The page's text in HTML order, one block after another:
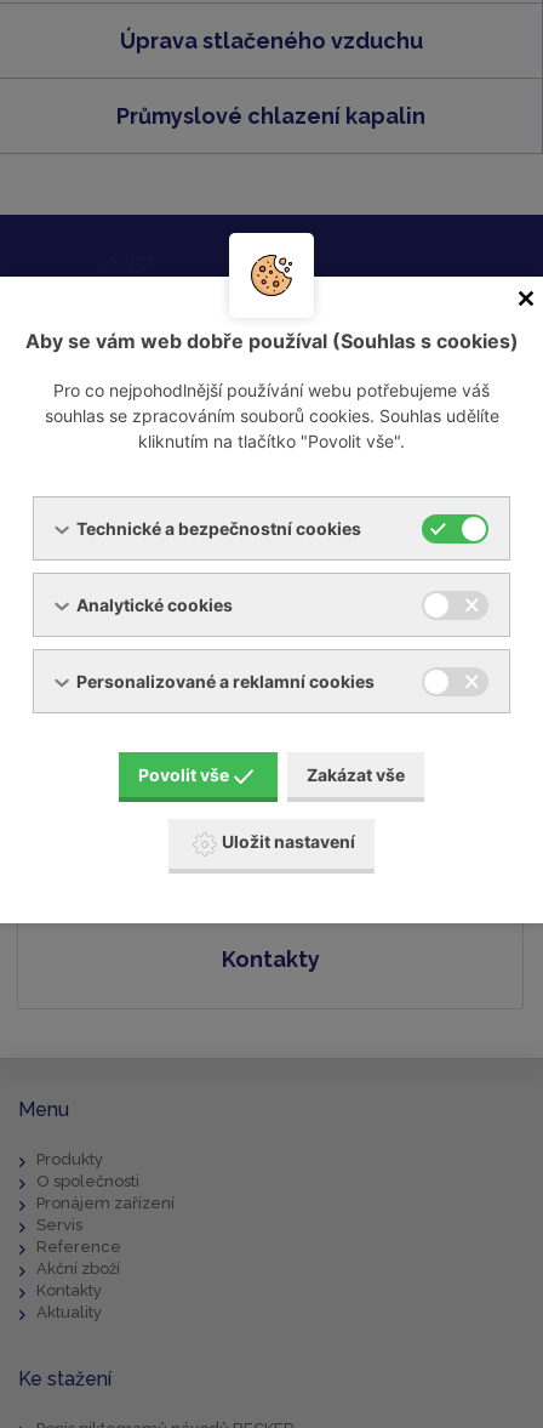
Úprava stlačeného vzduchu
Průmyslové chlazení kapalin
Zašlete nám nezávaznou poptávku
Zobrazit poptávkový formulář
+420 519 322 981
Servis
Kontakty
Menu
Produkty
O společnosti
Pronájem zařízení
Servis
Reference
Akční zboží
Kontakty
Aktuality
Ke stažení
Aby se vám web dobře používal (Souhlas s cookies)
Pro co nejpohodlnější používání webu potřebujeme váš
souhlas se zpracováním souborů cookies. Souhlas udělíte
kliknutím na tlačítko "Povolit vše".
Technické a bezpečnostní cookies
Analytické cookies
Personalizované a reklamní cookies
Povolit vše Zakázat vše
Uložit nastavení